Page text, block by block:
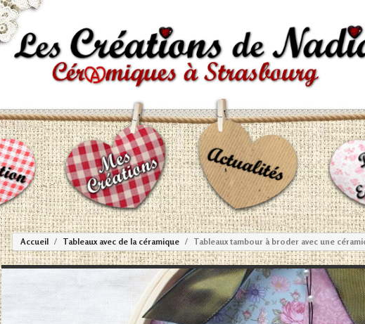
Accueil Tableaux avec de la céramique Tableaux tambour à broder avec une